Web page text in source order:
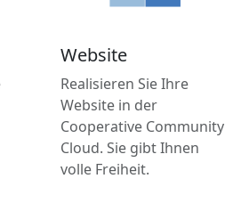
Website
Realisieren Sie Ihre
Website in der
Cooperative Community
Cloud. Sie gibt Ihnen
volle Freiheit.